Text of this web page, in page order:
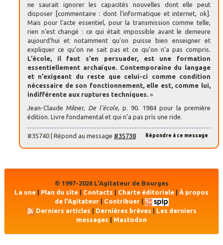
ne saurait ignorer les capacités nouvelles dont elle peut
disposer [commentaire : dont l’informatique et internet, ok].
Mais pour l’acte essentiel, pour la transmission comme telle,
rien n’est changé : ce qui était impossible avant le demeure
aujourd’hui et notamment qu’on puisse bien enseigner et
expliquer ce qu’on ne sait pas et ce qu’on n’a pas compris.
L’école, il faut s’en persuader, est une formation
essentiellement archaïque. Contemporaine du langage
et n’exigeant du reste que celui-ci comme condition
nécessaire de son fonctionnement, elle est, comme lui,
indifférente aux ruptures techniques. »
Jean-Claude Milner, De l’école, p. 90. 1984 pour la première
édition. Livre fondamental et qui n’a pas pris une ride.
Répondre à ce message
#35740 | Répond au message #35738
© 1997-2026 L'Agitateur de Bourges
La une
Plan du site Contacts Charte éditoriale
À propos
de l'Agitateur| Contribuer|
Derniers articles | Dernières brèves | Les derniers
messages
Mastodon